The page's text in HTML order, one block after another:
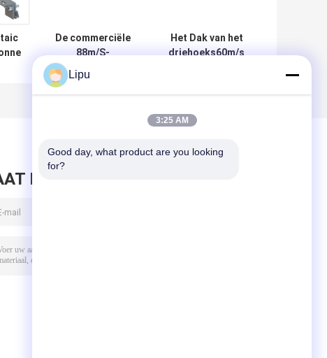
De commerciële
88m/S-
Zonneklemmen
Photovoltaic Tin
Roof Mount van
Het Dak van het
driehoeks60m/s
Systeem
Regelbare
Bevindende Naad
BERICHT ACHTER
Lipu
3:25 AM
Good day, what product are you looking
for?